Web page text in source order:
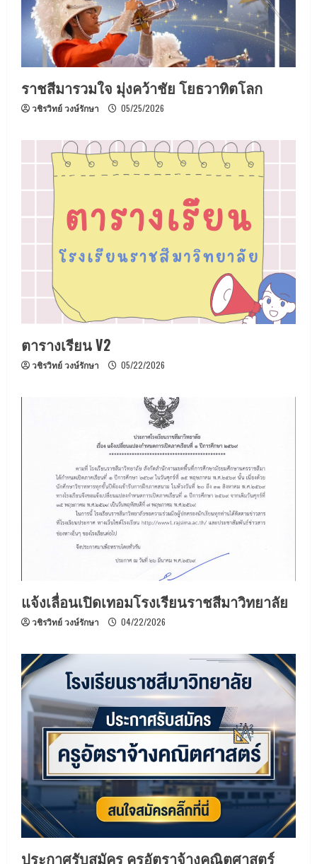
ราชสีมารวมใจ มุ่งคว้าชัย โยธวาทิตโลก
วชิรวิทย์ วงษ์รักษา 05/25/2026
ตารางเรียน V2
วชิรวิทย์ วงษ์รักษา 05/22/2026
แจ้งเลื่อนเปิดเทอมโรงเรียนราชสีมาวิทยาลัย
วชิรวิทย์ วงษ์รักษา 04/22/2026
ประกาศรับสมัคร ครูอัตราจ้างคณิตศาสตร์